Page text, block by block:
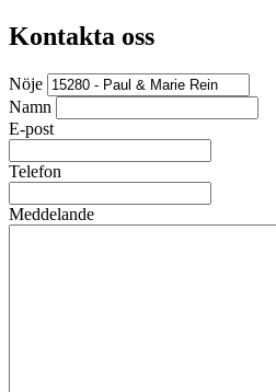
Kontakta oss
Nöje
Namn
E-post
Telefon
Meddelande